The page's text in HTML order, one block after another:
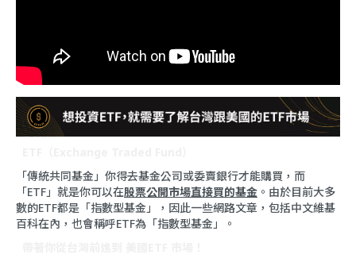
「傳統共同基金」你得去基金公司或委賣銀行才能購買，而
「ETF」就是你可以在股票公開市場直接買的基金 。由於目前大多
數的ETF都是「指數型基金」，因此一些網路文章，包括中文維基
百科在內，也會稱呼ETF為「指數型基金」。